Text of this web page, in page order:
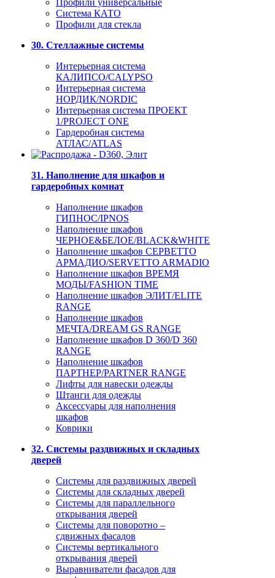
Профили универсальные
Система КАТО
Профили для стекла
30. Стеллажные системы
Интерьерная система
КАЛИПСО/CALYPSO
Интерьерная система
НОРДИК/NORDIC
Интерьерная система ПРОЕКТ
1/PROJECT ONE
Гардеробная система
АТЛАС/ATLAS
31. Наполнение для шкафов и
гардеробных комнат
Наполнение шкафов
ГИПНОС/IPNOS
Наполнение шкафов
ЧЕРНОЕ&БЕЛОЕ/BLACK&WHITE
Наполнение шкафов СЕРВЕТТО
АРМАДИО/SERVETTO ARMADIO
Наполнение шкафов ВРЕМЯ
МОДЫ/FASHION TIME
Наполнение шкафов ЭЛИТ/ELITE
RANGE
Наполнение шкафов
МЕЧТА/DREAM GS RANGE
Наполнение шкафов D 360/D 360
RANGE
Наполнение шкафов
ПАРТНЕР/PARTNER RANGE
Лифты для навески одежды
Штанги для одежды
Аксессуары для наполнения
шкафов
Коврики
32. Системы раздвижных и складных
дверей
Системы для раздвижных дверей
Системы для складных дверей
Системы для параллельного
открывания дверей
Системы для поворотно –
сдвижных фасадов
Системы вертикального
открывания дверей
Выравниватели фасадов для